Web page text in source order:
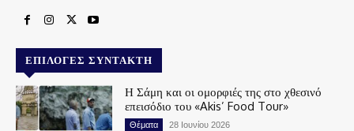
ΕΠΙΛΟΓΈΣ ΣΥΝΤΆΚΤΗ
Η Σάμη και οι ομορφιές της στο χθεσινό
επεισόδιο του «Akis’ Food Tour»
Θέματα 28 Ιουνίου 2026